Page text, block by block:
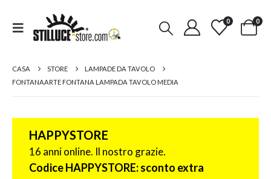
0 0
CASA STORE
LAMPADE DA TAVOLO
FONTANAARTE FONTANA LAMPADA TAVOLO MEDIA
HAPPYSTORE
16 anni online. Il nostro grazie.
Codice HAPPYSTORE: sconto extra